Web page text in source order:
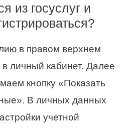
из госуслуг и
в правом верхнем
в личный кабинет. Далее
кнопку «Показать
В личных данных
учетной